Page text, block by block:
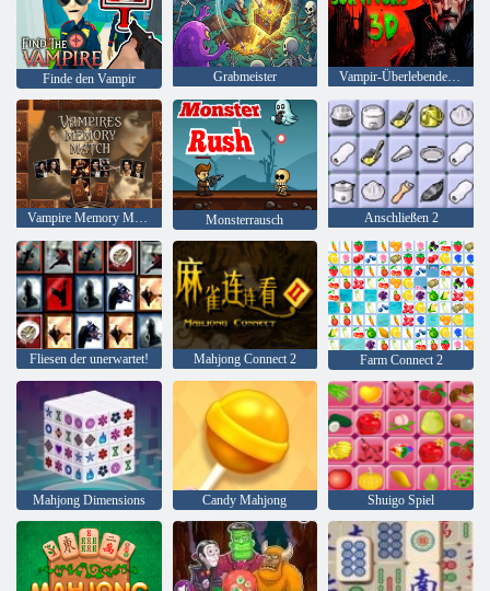
Finde den Vampir Grabmeister Vampir-Überlebende 3D
Vampire Memory Match Monsterrausch Anschließen 2
Fliesen der unerwartet! Mahjong Connect 2 Farm Connect 2
Mahjong Dimensions Candy Mahjong Shuigo Spiel